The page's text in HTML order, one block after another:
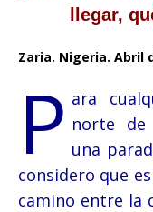
llegar,
Zaria. Nigeria. Abril
P ara
norte de
una
considero que
camino entre la